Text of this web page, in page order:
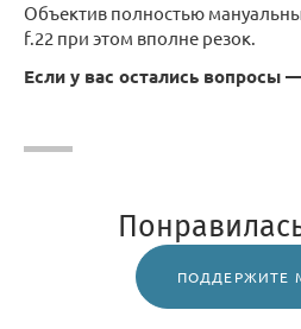
Объектив полностью
f.22 при этом вполне резок.
Если у вас остались вопросы
ПОДДЕРЖИТЕ